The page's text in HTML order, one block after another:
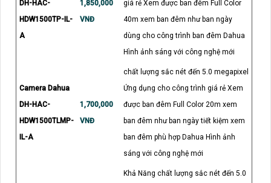
DH-HAC-
HDW1500TP-IL-
A
1,850,000
VNĐ
giá rẻ Xem được ban đêm Full Color
40m xem ban đêm như ban ngày
dùng cho công trình ban đêm Dahua
Hình ảnh sáng với công nghệ mới
Camera Dahua
DH-HAC-
HDW1500TLMP-
IL-A
1,700,000
VNĐ
chất lượng sắc nét đến 5.0 megapixel
Ứng dụng cho công trình giá rẻ Xem
được ban đêm Full Color 20m xem
ban đêm như ban ngày tiết kiệm xem
ban đêm phù hợp Dahua Hình ảnh
sáng với công nghệ mới
Khả Năng chất lượng sắc nét đến 5.0